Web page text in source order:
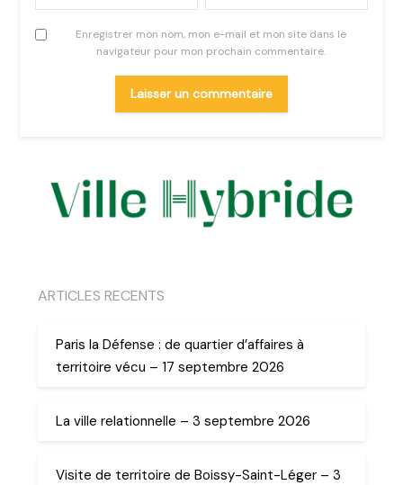
Enregistrer mon nom, mon e-mail et mon site dans le
navigateur pour mon prochain commentaire.
ARTICLES RECENTS
Paris la Défense : de quartier d’affaires à
territoire vécu – 17 septembre 2026
La ville relationnelle – 3 septembre 2026
Visite de territoire de Boissy-Saint-Léger – 3